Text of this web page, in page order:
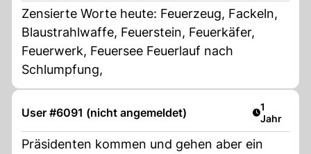
Zensierte Worte heute: Feuerzeug, Fackeln,
Blaustrahlwaffe, Feuerstein, Feuerkäfer,
Feuerwerk, Feuersee Feuerlauf nach
Schlumpfung,
User #6091 (nicht angemeldet) Artikel
1
Jahr
Präsidenten kommen und gehen aber ein